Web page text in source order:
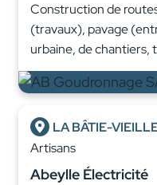
Construction de
(travaux), pavage
urbaine, de chantiers,
LA BÂTIE-
Artisans
Abeylle Électricité